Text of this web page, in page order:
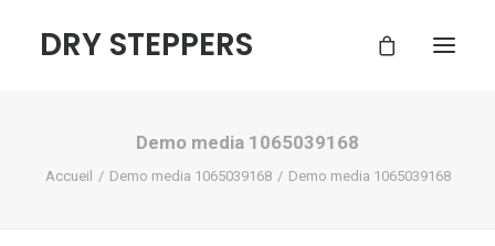
DRY STEPPERS
ACCUEIL
Demo media 1065039168
Accueil Demo media 1065039168 Demo media 1065039168